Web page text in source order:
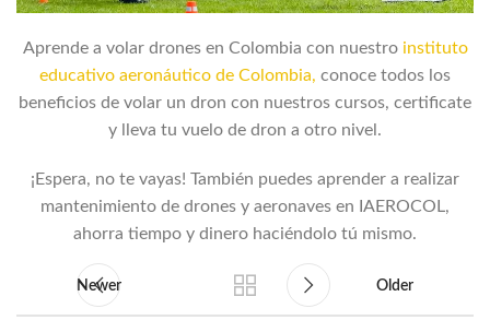
Aprende a volar drones en Colombia con nuestroinstituto
educativo aeronáutico de Colombia, conoce todos los
beneficios de volar un dron con nuestros cursos, certificate
y lleva tu vuelo de dron a otro nivel.
¡Espera, no te vayas! También puedes aprender a realizar
mantenimiento de drones y aeronaves en IAEROCOL,
ahorra tiempo y dinero haciéndolo tú mismo.
Newer Older